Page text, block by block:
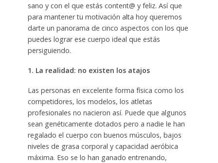
sano y con el que estás content@ y feliz. Así que
para mantener tu motivación alta hoy queremos
darte un panorama de cinco aspectos con los que
puedes lograr ese cuerpo ideal que estás
persiguiendo.
1. La realidad: no existen los atajos
Las personas en excelente forma física como los
competidores, los modelos, los atletas
profesionales no nacieron así. Puede que algunos
sean genéticamente dotados pero a nadie le han
regalado el cuerpo con buenos músculos, bajos
niveles de grasa corporal y capacidad aeróbica
máxima. Eso se lo han ganado entrenando,